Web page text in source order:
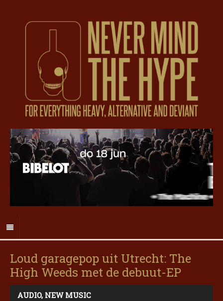
Loud garagepop uit Utrecht: The
High Weeds met de debuut-EP
AUDIO, NEW MUSIC